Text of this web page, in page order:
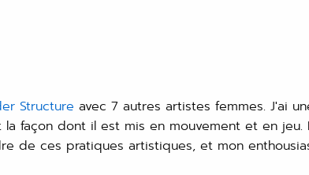
Structure avec 7 autres artistes femmes. J'ai
façon dont il est mis en mouvement et en jeu.
de ces pratiques artistiques, et mon